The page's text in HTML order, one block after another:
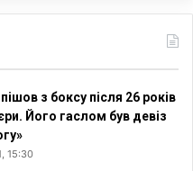
з боксу після 26 років
Його гаслом був девіз
15:30